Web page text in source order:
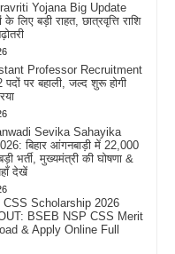
Yojana Big Update
लिए बड़ी राहत, छात्रवृत्ति राशि
Professor Recruitment
पर बहाली, जल्द शुरू होगी
Sevika Sahayika
बिहार आंगनबाड़ी में 22,000
भर्ती, मुख्यमंत्री की घोषणा &
देखें
CSS Scholarship 2026
BSEB NSP CSS Merit
& Apply Online Full